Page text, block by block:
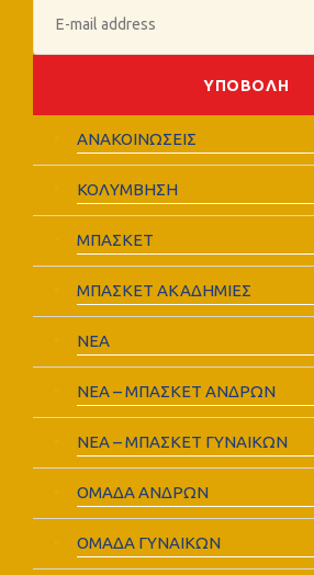
ΑΝΑΚΟΙΝΩΣΕΙΣ
ΚΟΛΥΜΒΗΣΗ
ΜΠΑΣΚΕΤ
ΜΠΑΣΚΕΤ ΑΚΑΔΗΜΙΕΣ
ΝΕΑ
ΝΕΑ – ΜΠΑΣΚΕΤ ΑΝΔΡΩΝ
ΝΕΑ – ΜΠΑΣΚΕΤ ΓΥΝΑΙΚΩΝ
ΟΜΑΔΑ ΑΝΔΡΩΝ
ΟΜΑΔΑ ΓΥΝΑΙΚΩΝ